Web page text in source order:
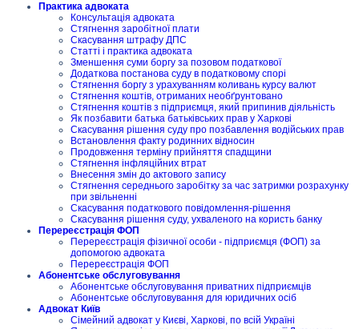
Практика адвоката
Консультація адвоката
Стягнення заробітної плати
Скасування штрафу ДПС
Статті і практика адвоката
Зменшення суми боргу за позовом податкової
Додаткова постанова суду в податковому спорі
Стягнення боргу з урахуванням коливань курсу валют
Стягнення коштів, отриманих необґрунтовано
Стягнення коштів з підприємця, який припинив діяльність
Як позбавити батька батьківських прав у Харкові
Скасування рішення суду про позбавлення водійських прав
Встановлення факту родинних відносин
Продовження терміну прийняття спадщини
Стягнення інфляційних втрат
Внесення змін до актового запису
Стягнення середнього заробітку за час затримки розрахунку
при звільненні
Скасування податкового повідомлення-рішення
Скасування рішення суду, ухваленого на користь банку
Перереєстрація ФОП
Перереєстрація фізичної особи - підприємця (ФОП) за
допомогою адвоката
Перереєстрація ФОП
Абонентське обслуговування
Абонентське обслуговування приватних підприємців
Абонентське обслуговування для юридичних осіб
Адвокат Київ
Сімейний адвокат у Києві, Харкові, по всій Україні